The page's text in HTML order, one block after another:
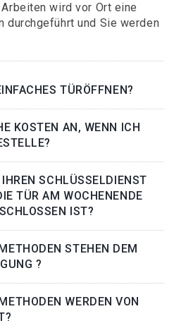
wird vor Ort eine
durchgeführt und Sie werden
TÜRÖFFNEN?
KOSTEN AN, WENN ICH
SCHLÜSSELDIENST
TÜR AM WOCHENENDE
IST?
STEHEN DEM
?
WERDEN VON